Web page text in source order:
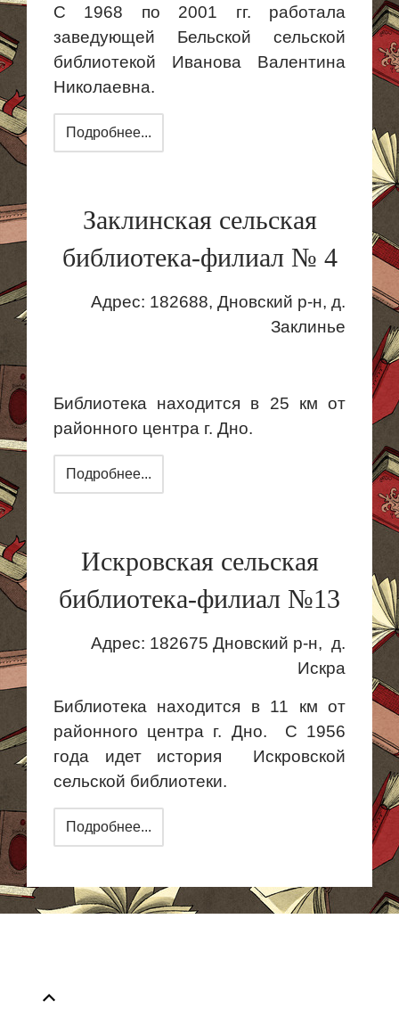
С 1968 по 2001 гг. работала
заведующей Бельской сельской
библиотекой Иванова Валентина
Николаевна.
Подробнее...
Заклинская сельская
библиотека-филиал № 4
Адрес: 182688, Дновский р-н, д.
Заклинье
Библиотека находится в 25 км от
районного центра г. Дно.
Подробнее...
Искровская сельская
библиотека-филиал №13
Адрес: 182675 Дновский р-н, д.
Искра
Библиотека находится в 11 км от
районного центра г. Дно.
С 1956
года идет история
Искровской
сельской библиотеки.
Подробнее...